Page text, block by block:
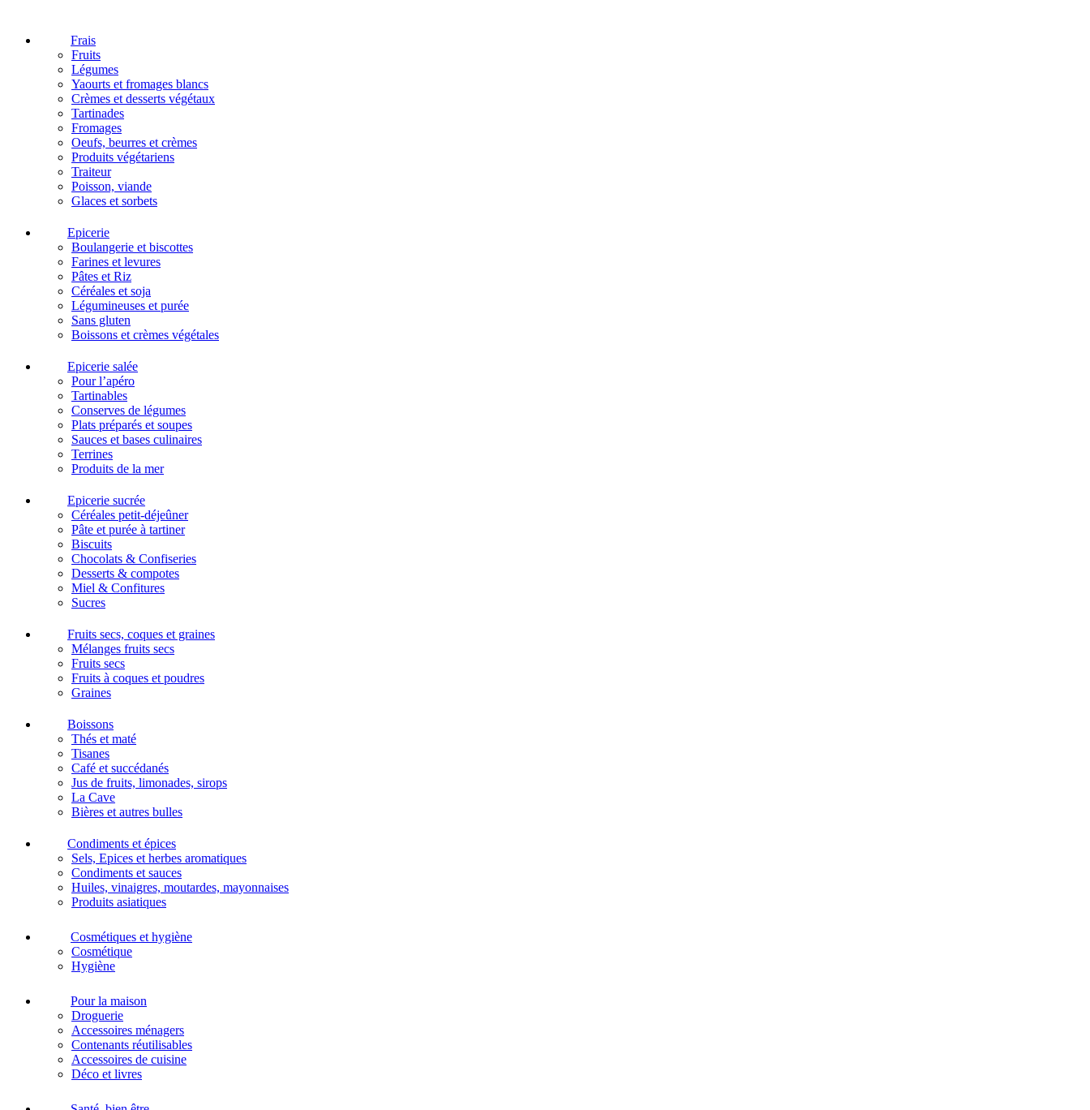
Frais
Fruits
Légumes
Yaourts et fromages blancs
Crèmes et desserts végétaux
Tartinades
Fromages
Oeufs, beurres et crèmes
Produits végétariens
Traiteur
Poisson, viande
Glaces et sorbets
Epicerie
Boulangerie et biscottes
Farines et levures
Pâtes et Riz
Céréales et soja
Légumineuses et purée
Sans gluten
Boissons et crèmes végétales
Epicerie salée
Pour l’apéro
Tartinables
Conserves de légumes
Plats préparés et soupes
Sauces et bases culinaires
Terrines
Produits de la mer
Epicerie sucrée
Céréales petit-déjeûner
Pâte et purée à tartiner
Biscuits
Chocolats & Confiseries
Desserts & compotes
Miel & Confitures
Sucres
Fruits secs, coques et graines
Mélanges fruits secs
Fruits secs
Fruits à coques et poudres
Graines
Boissons
Thés et maté
Tisanes
Café et succédanés
Jus de fruits, limonades, sirops
La Cave
Bières et autres bulles
Condiments et épices
Sels, Epices et herbes aromatiques
Condiments et sauces
Huiles, vinaigres, moutardes, mayonnaises
Produits asiatiques
Cosmétiques et hygiène
Cosmétique
Hygiène
Pour la maison
Droguerie
Accessoires ménagers
Contenants réutilisables
Accessoires de cuisine
Déco et livres